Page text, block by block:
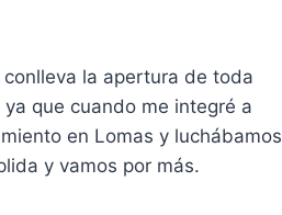
la apertura de toda
que cuando me integré a
en Lomas y luchábamos
y vamos por más.